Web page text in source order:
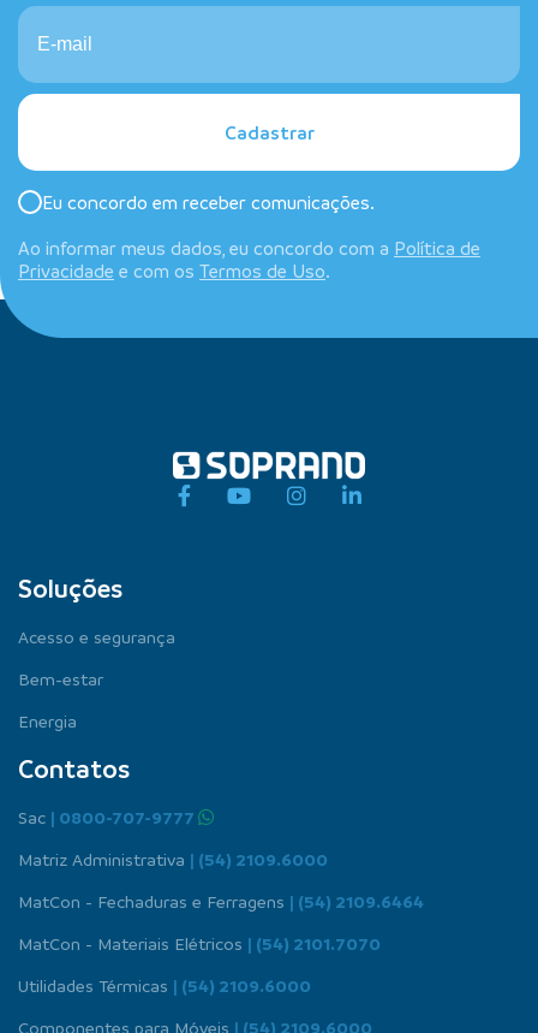
Cadastrar
Eu concordo em receber comunicações.
Ao informar meus dados, eu concordo com a Política de
Privacidade e com os Termos de Uso.
Soluções
Acesso e segurança
Bem-estar
Energia
Contatos
Sac | 0800-707-9777
Matriz Administrativa | (54) 2109.6000
MatCon - Fechaduras e Ferragens | (54) 2109.6464
MatCon - Materiais Elétricos | (54) 2101.7070
Utilidades Térmicas | (54) 2109.6000
Componentes para Móveis | (54) 2109.6000